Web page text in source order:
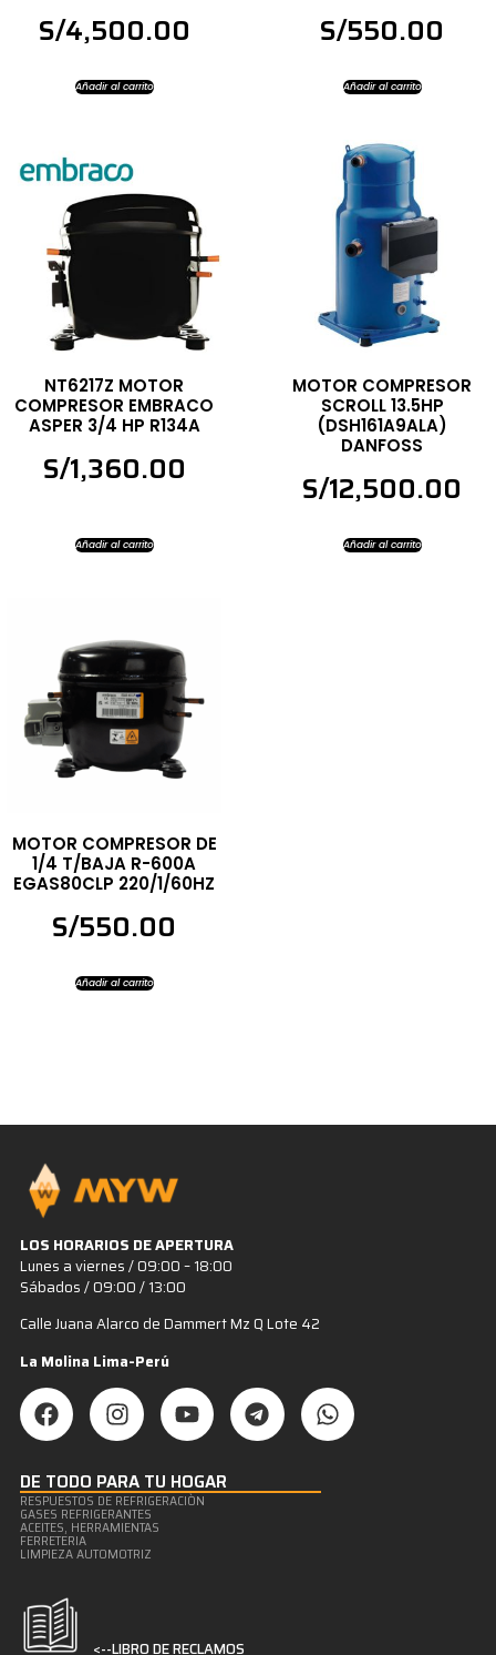
S/4,500.00
Añadir al carrito
S/550.00
Añadir al carrito
NT6217Z MOTOR
COMPRESOR EMBRACO
ASPER 3/4 HP R134A
S/1,360.00
Añadir al carrito
MOTOR COMPRESOR
SCROLL 13.5HP
(DSH161A9ALA)
DANFOSS
S/12,500.00
Añadir al carrito
MOTOR COMPRESOR DE
1/4 T/BAJA R-600A
EGAS80CLP 220/1/60HZ
S/550.00
Añadir al carrito
LOS HORARIOS DE APERTURA
Lunes a viernes / 09:00 – 18:00
Sábados / 09:00 / 13:00
Calle Juana Alarco de Dammert Mz Q Lote 42
La Molina Lima-Perú
DE TODO PARA TU HOGAR
RESPUESTOS DE REFRIGERACIÒN
GASES REFRIGERANTES
ACEITES, HERRAMIENTAS
FERRETERIA
LIMPIEZA AUTOMOTRIZ
<--LIBRO DE RECLAMOS